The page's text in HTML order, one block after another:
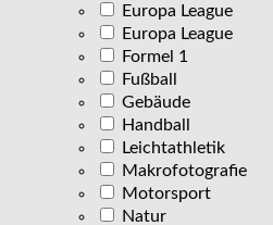
Europa League
Europa League
Formel 1
Fußball
Gebäude
Handball
Leichtathletik
Makrofotografie
Motorsport
Natur